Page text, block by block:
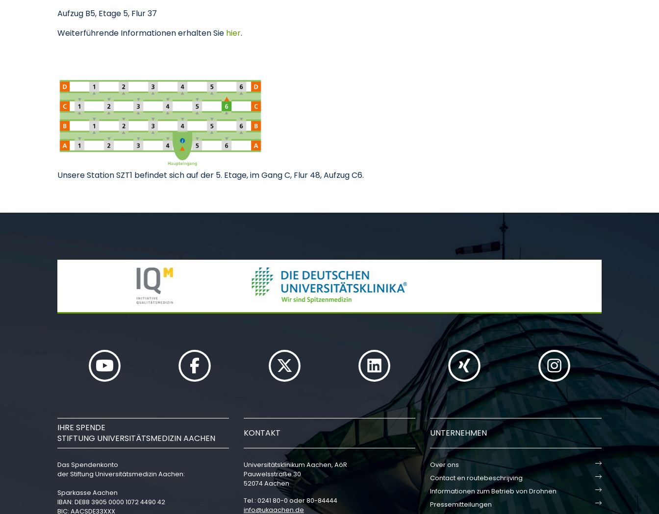
Aufzug B5, Etage 5, Flur 37
Weiterführende Informationen erhalten Sie hier.
Unsere Station SZT1 befindet sich auf der 5. Etage, im Gang C, Flur 48, Aufzug C6.
IHRE SPENDE
STIFTUNG UNIVERSITÄTSMEDIZIN AACHEN
Das Spendenkonto
der Stiftung Universitätsmedizin Aachen:
Sparkasse Aachen
IBAN: DE88 3905 0000 1072 4490 42
BIC: AACSDE33XXX
KONTAKT
Universitätsklinikum Aachen, AöR
Pauwelsstraße 30
52074 Aachen
Tel.: 0241 80-0 oder 80-84444
info
ukaachen de
UNTERNEHMEN
Over ons
Contact en routebeschrijving
Informationen zum Betrieb von Drohnen
Pressemitteilungen